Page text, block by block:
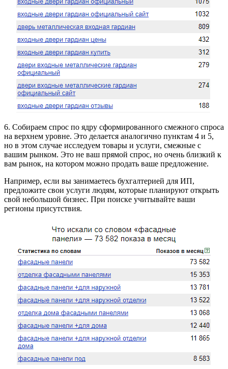
6. Собираем спрос по ядру сформированного смежного спроса
на верхнем уровне. Это делается аналогично пунктам 4 и 5,
но в этом случае исследуем товары и услуги, смежные с
вашим рынком. Это не ваш прямой спрос, но очень близкий к
вам рынок, на котором можно продать ваше предложение.
Например, если вы занимаетесь бухгалтерией для ИП,
предложите свои услуги людям, которые планируют открыть
свой небольшой бизнес. При поиске учитывайте ваши
регионы присутствия.